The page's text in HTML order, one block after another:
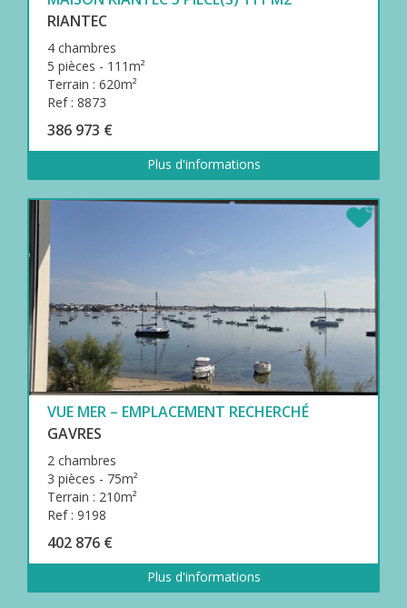
RIANTEC
4 chambres
5 pièces - 111m²
Terrain : 620m²
Ref : 8873
386 973 €
Plus d'informations
VUE MER – EMPLACEMENT RECHERCHÉ
GAVRES
2 chambres
3 pièces - 75m²
Terrain : 210m²
Ref : 9198
402 876 €
Plus d'informations